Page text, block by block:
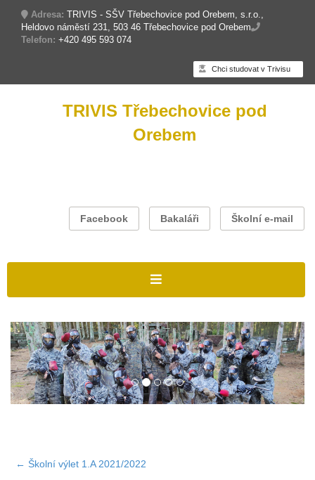
Adresa: TRIVIS - SŠV Třebechovice pod Orebem, s.r.o.,
Heldovo náměstí 231, 503 46 Třebechovice pod Orebem
Telefon: +420 495 593 074
Chci studovat v Trivisu
TRIVIS Třebechovice pod
Orebem
Facebook Bakaláři Školní e-mail
← Školní výlet 1.A 2021/2022